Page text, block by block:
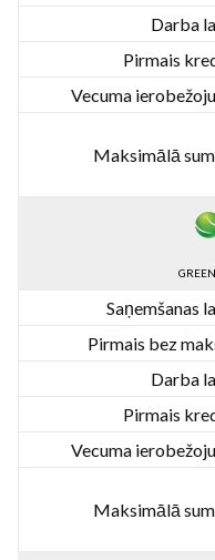
Darba
Pirmais
Vecuma
Maksimālā
Saņemšanas
Pirmais bez
Darba
Pirmais
Vecuma
Maksimālā